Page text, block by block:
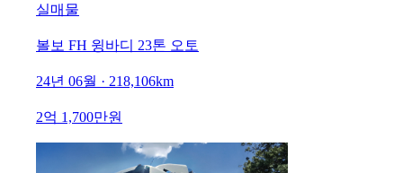
실매물
볼보 FH 윙바디 23톤 오토
24년 06월 · 218,106km
2억 1,700만원